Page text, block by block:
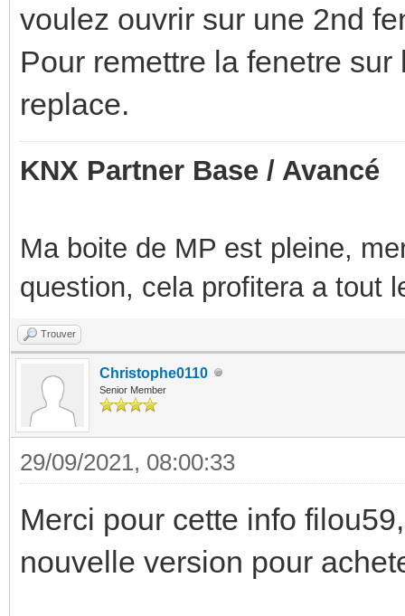
voulez ouvrir sur une 2nd
Pour remettre la fenetre
replace.
KNX Partner Base / Avancé
Ma boite de MP est pleine,
question, cela profitera a tout
Trouver
Christophe0110
Senior Member
29/09/2021, 08:00:33
Merci pour cette info
nouvelle version pour